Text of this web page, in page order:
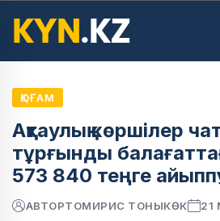
ҚОҒАМ
Ақтаулық көршілер
тұрғынды
573 840 теңге
АВТОРТОМИРИС ТОНЫКӨК 21